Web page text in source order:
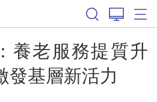
養老服務提質升
發基層新活力